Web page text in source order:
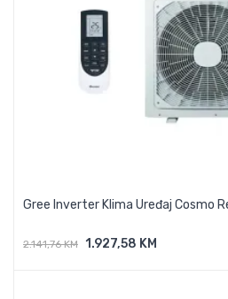
Gree Inverter Klima Uređaj Cosmo
2.141,76 KM 1.927,58 KM
Dodaj U Košaricu